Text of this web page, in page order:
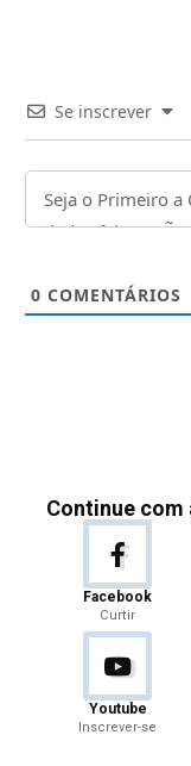
Se inscrever
0 COMENTÁRIOS
Continue com
Facebook
Curtir
Youtube
Inscrever-se